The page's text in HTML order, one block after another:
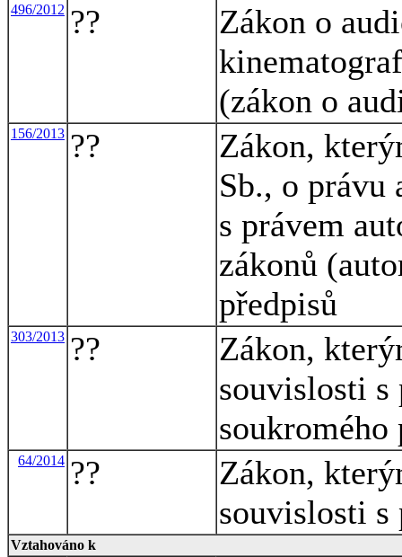
496/2012 ??
Zákon o
(zákon o
156/2013 ??
Zákon,
Sb., o právu
s právem
zákonů
předpisů
303/2013 ??
Zákon,
souvislosti
soukromého
64/2014 ??
Zákon,
souvislosti
Vztahováno k